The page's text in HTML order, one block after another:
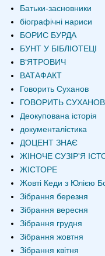
Батьки-засновники
біографічні нариси
БОРИС БУРДА
БУНТ У БІБЛІОТЕЦІ
В‘ЯТРОВИЧ
ВАТАФАКТ
Говорить Суханов
ГОВОРИТЬ СУХАНОВ
Деокупована історія
документалістика
ДОЦЕНТ ЗНАЄ
ЖІНОЧЕ СУЗІР'Я
ЖІСТОРЕ
Жовті Кеди з Юлією
Зібрання березня
Зібрання вересня
Зібрання грудня
Зібрання жовтня
Зібрання квітня